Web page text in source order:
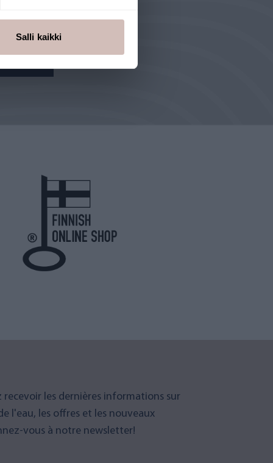
Salli kaikki
recevoir les dernières informations sur
l'eau, les offres et les nouveaux
vous à notre newsletter!